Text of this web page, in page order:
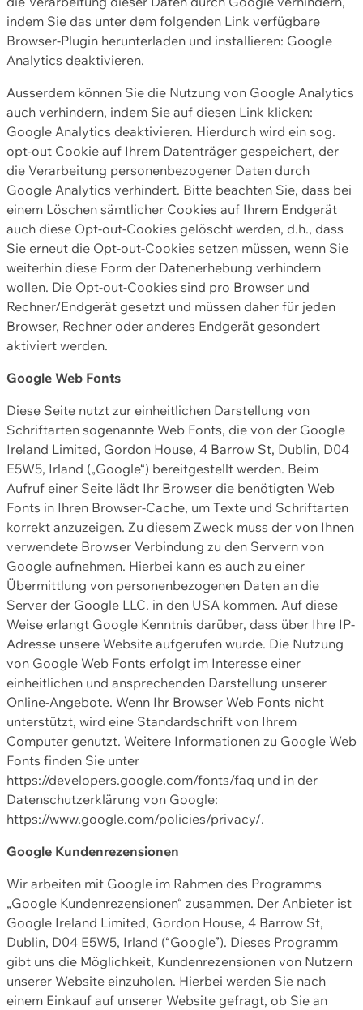
indem Sie das unter dem folgenden Link verfügbare
Browser-Plugin herunterladen und installieren: Google
Analytics deaktivieren.
Ausserdem können Sie die Nutzung von Google Analytics
auch verhindern, indem Sie auf diesen Link klicken:
Google Analytics deaktivieren. Hierdurch wird ein sog.
opt-out Cookie auf Ihrem Datenträger gespeichert, der
die Verarbeitung personenbezogener Daten durch
Google Analytics verhindert. Bitte beachten Sie, dass bei
einem Löschen sämtlicher Cookies auf Ihrem Endgerät
auch diese Opt-out-Cookies gelöscht werden, d.h., dass
Sie erneut die Opt-out-Cookies setzen müssen, wenn Sie
weiterhin diese Form der Datenerhebung verhindern
wollen. Die Opt-out-Cookies sind pro Browser und
Rechner/Endgerät gesetzt und müssen daher für jeden
Browser, Rechner oder anderes Endgerät gesondert
aktiviert werden.
Google Web Fonts
Diese Seite nutzt zur einheitlichen Darstellung von
Schriftarten sogenannte Web Fonts, die von der Google
Ireland Limited, Gordon House, 4 Barrow St, Dublin, D04
E5W5, Irland („Google“) bereitgestellt werden. Beim
Aufruf einer Seite lädt Ihr Browser die benötigten Web
Fonts in Ihren Browser-Cache, um Texte und Schriftarten
korrekt anzuzeigen. Zu diesem Zweck muss der von Ihnen
verwendete Browser Verbindung zu den Servern von
Google aufnehmen. Hierbei kann es auch zu einer
Übermittlung von personenbezogenen Daten an die
Server der Google LLC. in den USA kommen. Auf diese
Weise erlangt Google Kenntnis darüber, dass über Ihre IP-
Adresse unsere Website aufgerufen wurde. Die Nutzung
von Google Web Fonts erfolgt im Interesse einer
einheitlichen und ansprechenden Darstellung unserer
Online-Angebote. Wenn Ihr Browser Web Fonts nicht
unterstützt, wird eine Standardschrift von Ihrem
Computer genutzt. Weitere Informationen zu Google Web
Fonts finden Sie unter
https://developers.google.com/fonts/faq und in der
Datenschutzerklärung von Google:
https://www.google.com/policies/privacy/.
Google Kundenrezensionen
Wir arbeiten mit Google im Rahmen des Programms
„Google Kundenrezensionen“ zusammen. Der Anbieter ist
Google Ireland Limited, Gordon House, 4 Barrow St,
Dublin, D04 E5W5, Irland (“Google”). Dieses Programm
gibt uns die Möglichkeit, Kundenrezensionen von Nutzern
unserer Website einzuholen. Hierbei werden Sie nach
einem Einkauf auf unserer Website gefragt, ob Sie an